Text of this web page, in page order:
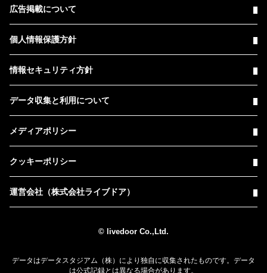
広告掲載について
個人情報保護方針
情報セキュリティ方針
データ収集と利用について
メディアポリシー
クッキーポリシー
運営会社（株式会社ライブドア）
© livedoor Co.,Ltd.
データはデータスタジアム（株）により独自に収集されたものです。データ
は公式記録とは異なる場合があります。